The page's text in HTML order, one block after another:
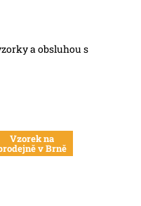
a obsluhou s
Vzorek na
v Brně